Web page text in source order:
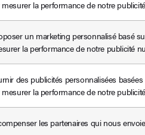
la performance de notre
un marketing personnalisé basé
la performance de notre publicité
des publicités personnalisées
la performance de notre
les partenaires qui nous